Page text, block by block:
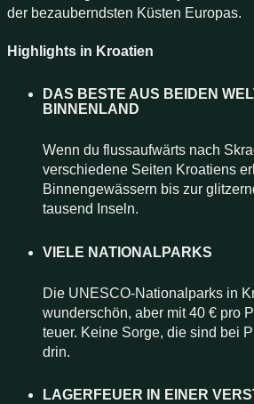
der bezauberndsten Küsten Europas.
Highlights in Kroatien
DAS BESTE AUS BEIDEN
BINNENLAND
Wenn du flussaufwärts nach
verschiedene Seiten Kroatiens
Binnengewässern bis zur
tausend Inseln.
VIELE NATIONALPARKS
Die UNESCO-Nationalparks in
wunderschön, aber mit 40 € pro
teuer. Keine Sorge, die sind bei
drin.
LAGERFEUER IN EINER